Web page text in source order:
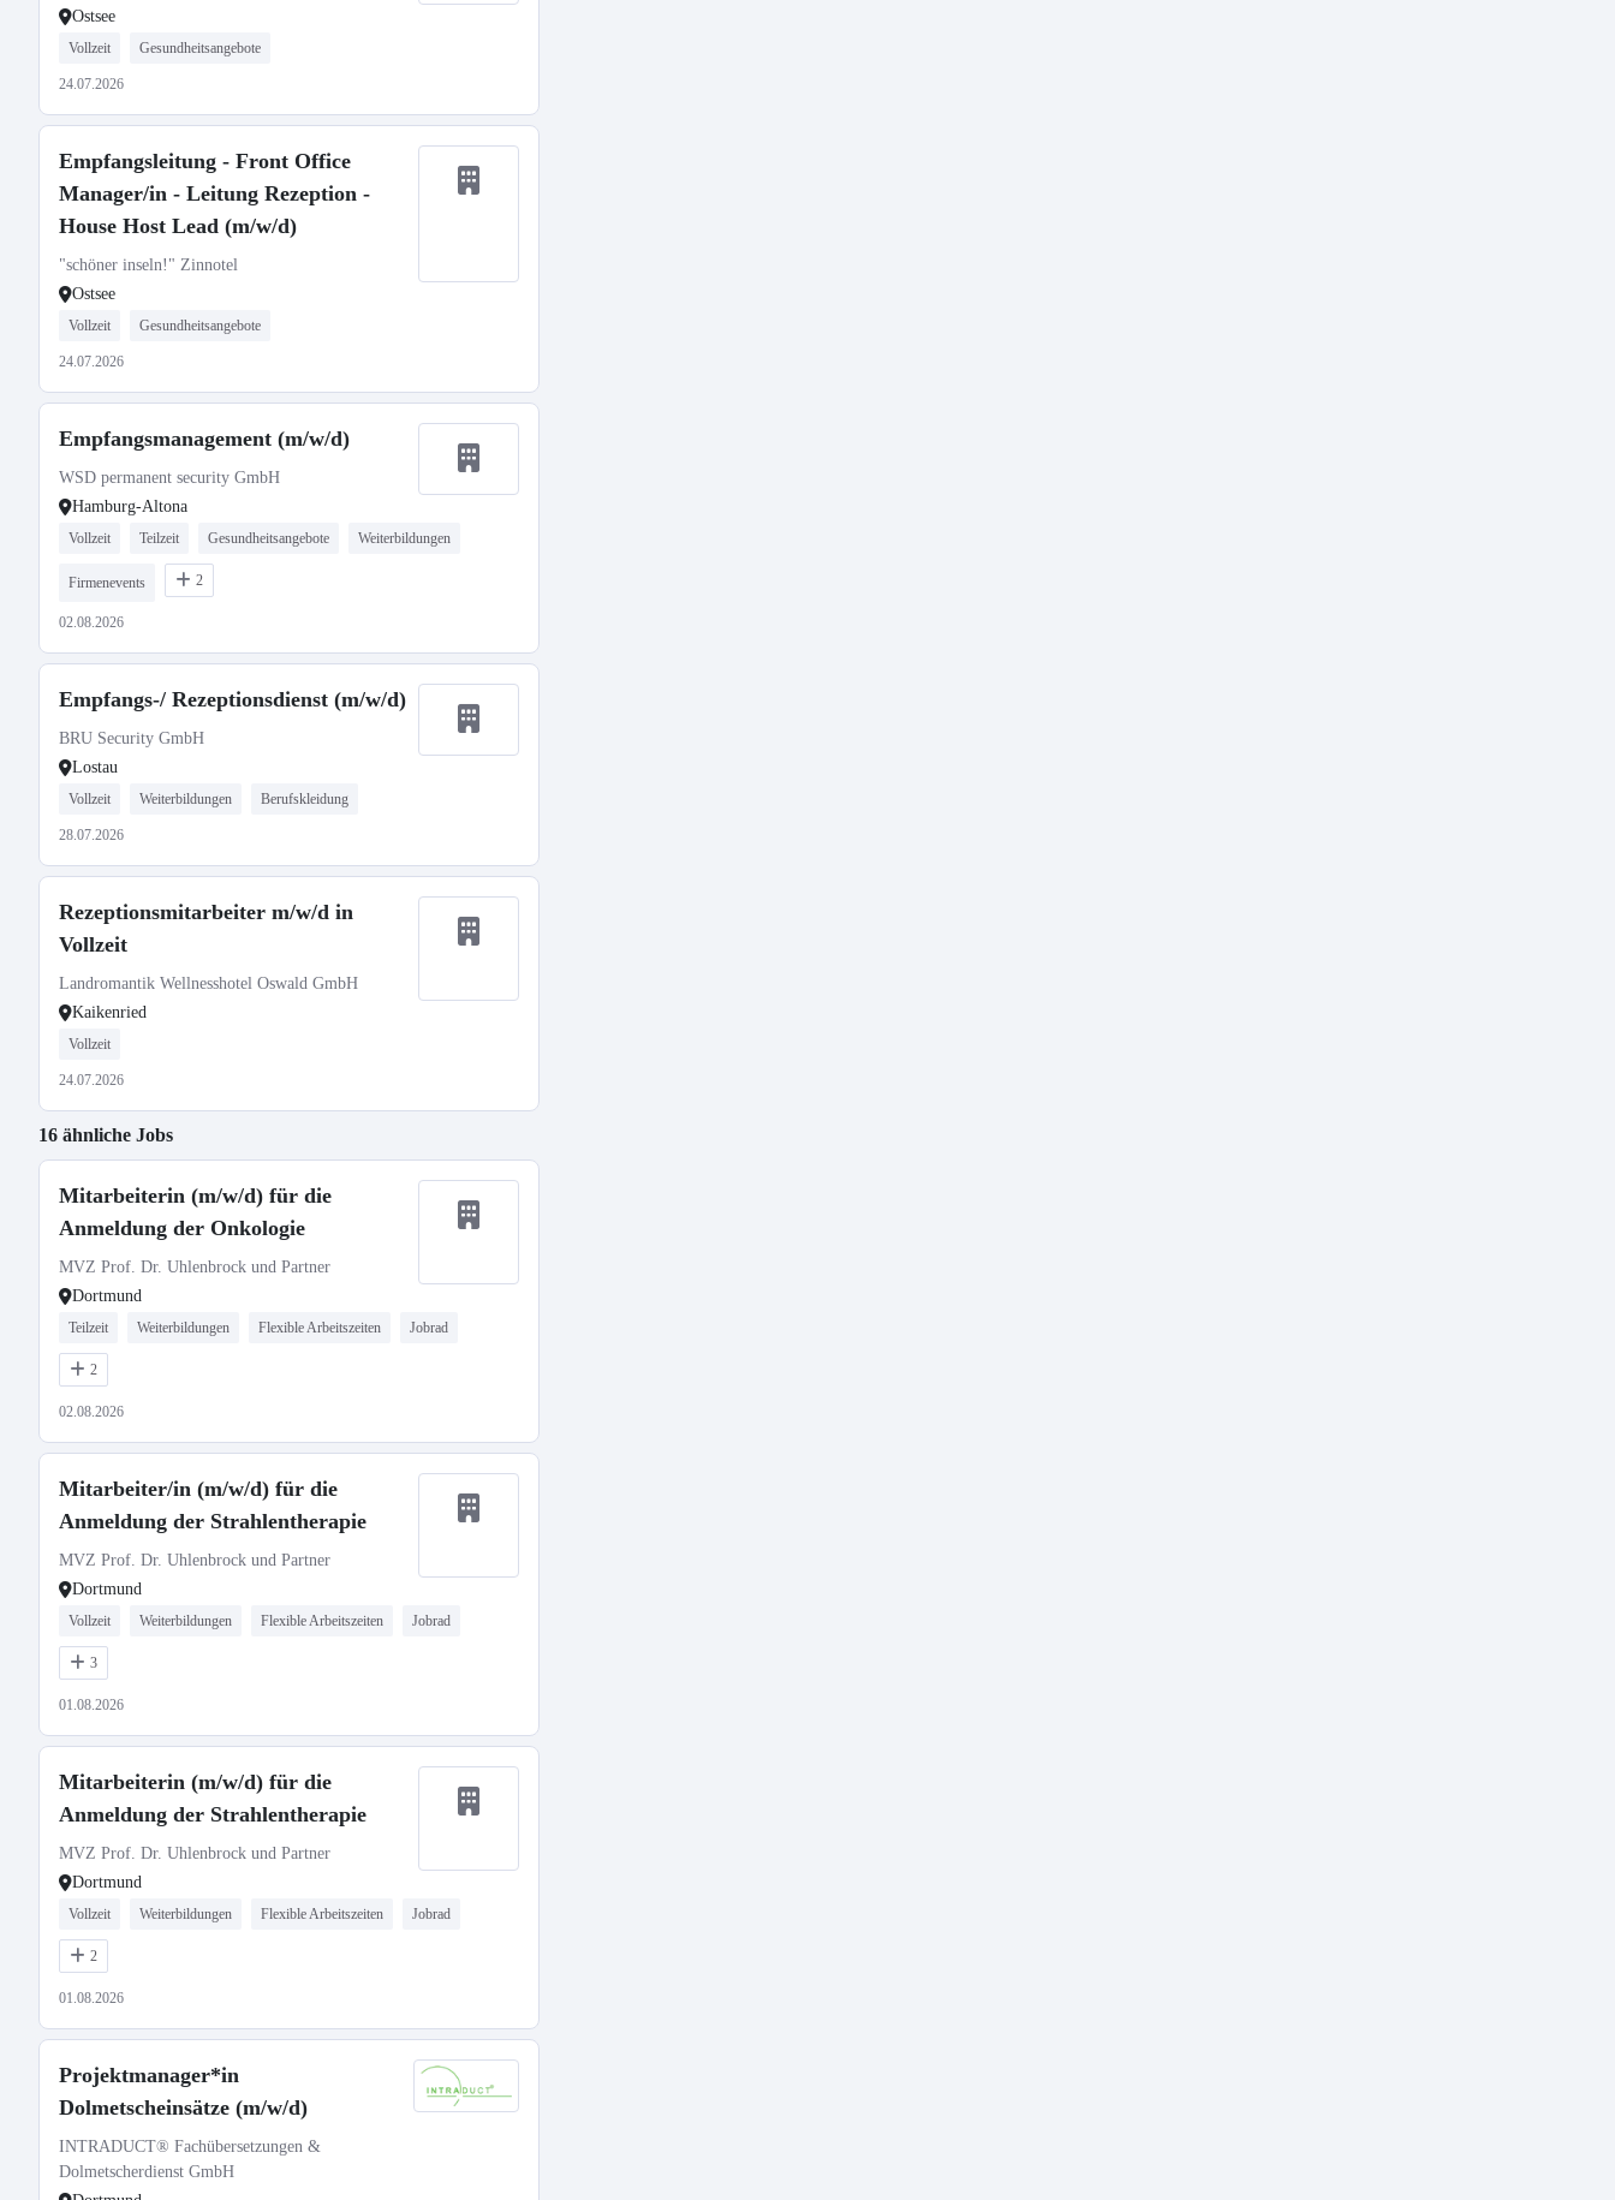
Ostsee
Vollzeit Gesundheitsangebote
24.07.2026
Empfangsleitung - Front Office
Manager/in - Leitung Rezeption -
House Host Lead (m/w/d)
"schöner inseln!" Zinnotel
Ostsee
Vollzeit Gesundheitsangebote
24.07.2026
Empfangsmanagement (m/w/d)
WSD permanent security GmbH
Hamburg-Altona
Vollzeit Teilzeit Gesundheitsangebote Weiterbildungen
Firmenevents 2
02.08.2026
Empfangs-/ Rezeptionsdienst (m/w/d)
BRU Security GmbH
Lostau
Vollzeit Weiterbildungen Berufskleidung
28.07.2026
Rezeptionsmitarbeiter m/w/d in
Vollzeit
Landromantik Wellnesshotel Oswald GmbH
Kaikenried
Vollzeit
24.07.2026
16 ähnliche Jobs
Mitarbeiterin (m/w/d) für die
Anmeldung der Onkologie
MVZ Prof. Dr. Uhlenbrock und Partner
Dortmund
Teilzeit Weiterbildungen Flexible Arbeitszeiten Jobrad
2
02.08.2026
Mitarbeiter/in (m/w/d) für die
Anmeldung der Strahlentherapie
MVZ Prof. Dr. Uhlenbrock und Partner
Dortmund
Vollzeit Weiterbildungen Flexible Arbeitszeiten Jobrad
3
01.08.2026
Mitarbeiterin (m/w/d) für die
Anmeldung der Strahlentherapie
MVZ Prof. Dr. Uhlenbrock und Partner
Dortmund
Vollzeit Weiterbildungen Flexible Arbeitszeiten Jobrad
2
01.08.2026
Projektmanager*in
Dolmetscheinsätze (m/w/d)
INTRADUCT® Fachübersetzungen &
Dolmetscherdienst GmbH